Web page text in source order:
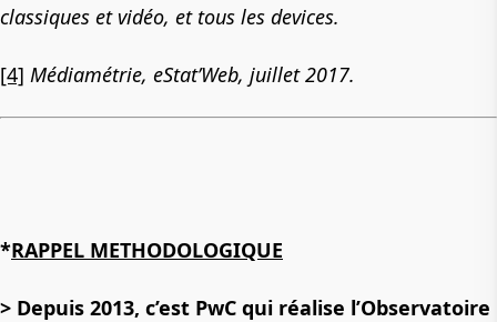
classiques et vidéo, et tous les devices.
[4] Médiamétrie, eStat’Web, juillet 2017.
*RAPPEL METHODOLOGIQUE
> Depuis 2013, c’est PwC qui réalise l’Observatoire